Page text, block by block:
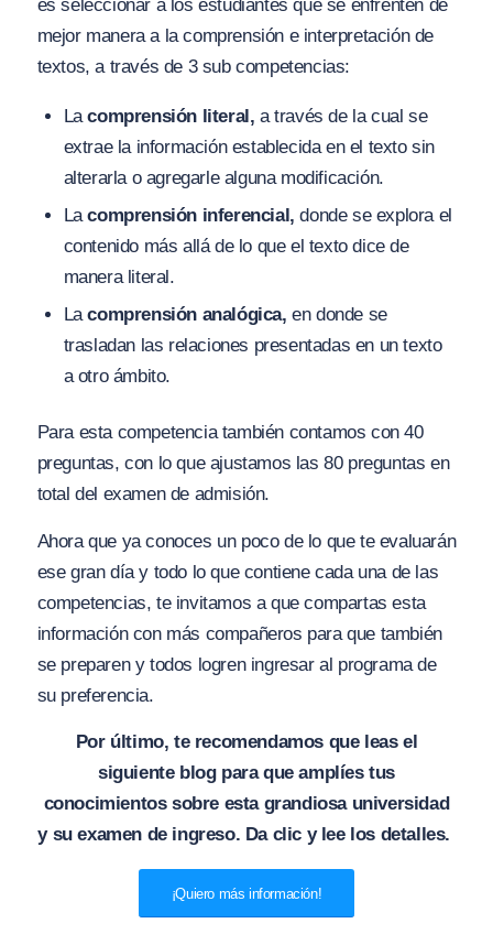
es seleccionar a los estudiantes que se enfrenten de
mejor manera a la comprensión e interpretación de
textos, a través de 3 sub competencias:
Lacomprensión literal,a través de la cual se
extrae la información establecida en el texto sin
alterarla o agregarle alguna modificación.
Lacomprensión inferencial, donde se explora el
contenido más allá de lo que el texto dice de
manera literal.
Lacomprensión analógica,en donde se
trasladan las relaciones presentadas en un texto
a otro ámbito.
Para esta competencia también contamos con 40
preguntas, con lo que ajustamos las 80 preguntas en
total del examen de admisión.
Ahora que ya conoces un poco de lo que te evaluarán
ese gran día y todo lo que contiene cada una de las
competencias, te invitamos a que compartas esta
información con más compañeros para que también
se preparen y todos logren ingresar al programa de
su preferencia.
Por último, te recomendamos que leas el
siguiente blog para que amplíes tus
conocimientos sobre esta grandiosa universidad
y su examen de ingreso. Da clic y lee los detalles.
¡Quiero más información!